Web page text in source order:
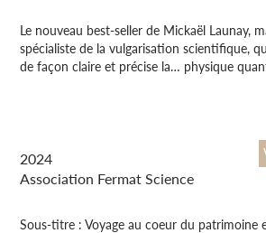
Le nouveau best-seller de Mickaël Launay,
spécialiste de la vulgarisation scientifique,
de façon claire et précise la… physique
2024
Association Fermat Science
Sous-titre : Voyage au coeur du patrimoine